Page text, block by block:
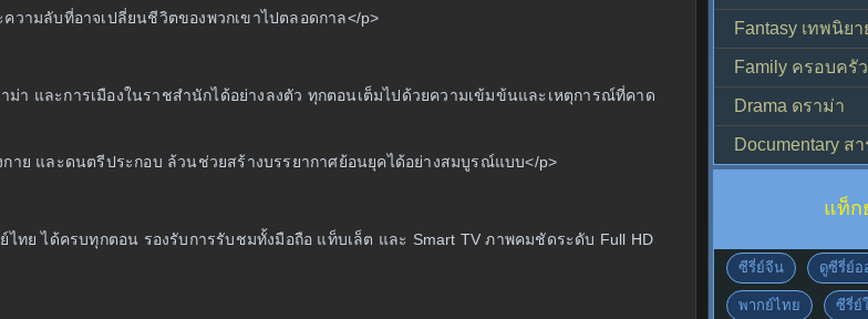
วามลับที่อาจเปลี่ยนชีวิตของพวกเขาไปตลอดกาล</p>
า และการเมืองในราชสำนักได้อย่างลงตัว ทุกตอนเต็มไปด้วยความเข้มข้นและเหตุการณ์ที่คาด
าย และดนตรีประกอบ ล้วนช่วยสร้างบรรยากาศย้อนยุคได้อย่างสมบูรณ์แบบ</p>
ทย ได้ครบทุกตอน รองรับการรับชมทั้งมือถือ แท็บเล็ต และ Smart TV ภาพคมชัดระดับ Full HD
Fantasy เทพนิยา
Family ครอบครัว
Drama ดราม่า
Documentary ส
แท็ก
ซีรี่ย์จีน ดูซีรี่ย์อ
พากย์ไทย ซีรี่ย์